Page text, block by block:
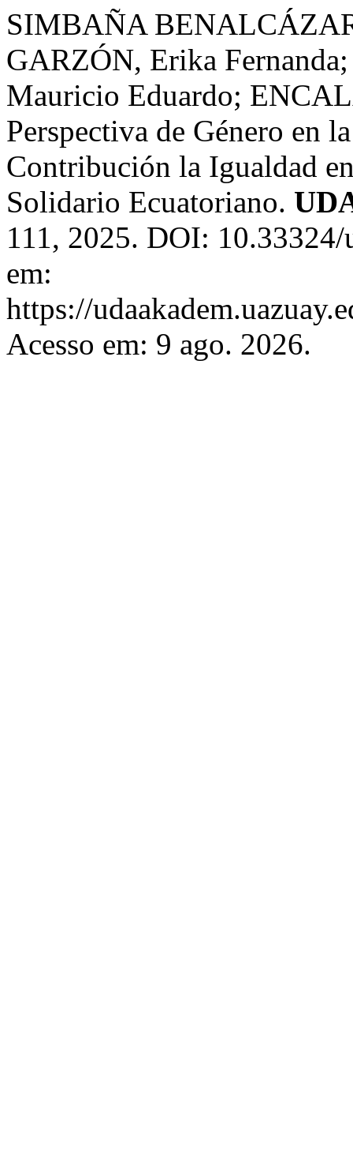
SIMBAÑA
GARZÓN, Erika
Mauricio Eduardo;
Perspectiva de Género en
Contribución la Igualdad
Solidario Ecuatoriano.
111, 2025. DOI:
em:
https://
Acesso em: 9 ago. 2026.